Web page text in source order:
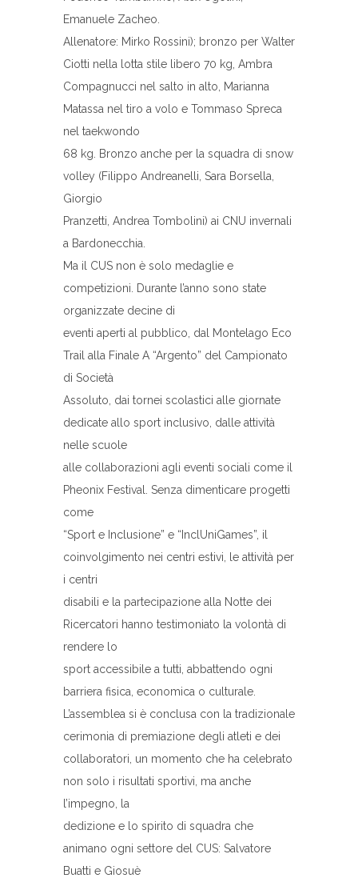
Emanuele Zacheo.
Allenatore: Mirko Rossini); bronzo per Walter
Ciotti nella lotta stile libero 70 kg, Ambra
Compagnucci nel salto in alto, Marianna
Matassa nel tiro a volo e Tommaso Spreca
nel taekwondo
68 kg. Bronzo anche per la squadra di snow
volley (Filippo Andreanelli, Sara Borsella,
Giorgio
Pranzetti, Andrea Tombolini) ai CNU invernali
a Bardonecchia.
Ma il CUS non è solo medaglie e
competizioni. Durante l’anno sono state
organizzate decine di
eventi aperti al pubblico, dal Montelago Eco
Trail alla Finale A “Argento” del Campionato
di Società
Assoluto, dai tornei scolastici alle giornate
dedicate allo sport inclusivo, dalle attività
nelle scuole
alle collaborazioni agli eventi sociali come il
Pheonix Festival. Senza dimenticare progetti
come
“Sport e Inclusione” e “InclUniGames”, il
coinvolgimento nei centri estivi, le attività per
i centri
disabili e la partecipazione alla Notte dei
Ricercatori hanno testimoniato la volontà di
rendere lo
sport accessibile a tutti, abbattendo ogni
barriera fisica, economica o culturale.
L’assemblea si è conclusa con la tradizionale
cerimonia di premiazione degli atleti e dei
collaboratori, un momento che ha celebrato
non solo i risultati sportivi, ma anche
l’impegno, la
dedizione e lo spirito di squadra che
animano ogni settore del CUS: Salvatore
Buatti e Giosuè